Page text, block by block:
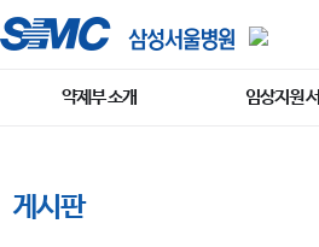
약제부 소개 임상지원
게시판